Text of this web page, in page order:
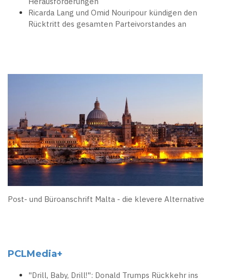
Ricarda Lang und Omid Nouripour kündigen den
Rücktritt des gesamten Parteivorstandes an
Post- und Büroanschrift Malta - die klevere Alternative
PCLMedia+
"Drill, Baby, Drill!": Donald Trumps Rückkehr ins